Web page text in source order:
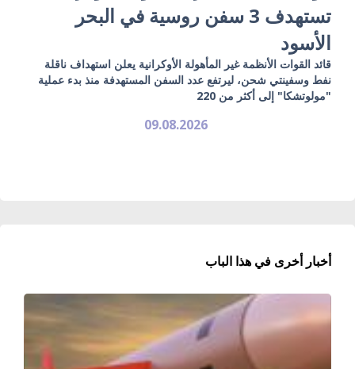
تستهدف 3 سفن روسية في البحر
الأسود
قائد القوات الأنظمة غير المأهولة الأوكرانية يعلن استهداف ناقلة
نفط وسفينتي شحن، ليرتفع عدد السفن المستهدفة منذ بدء عملية
"مولوتشكا" إلى أكثر من 220
09.08.2026
أخبار أخرى في هذا الباب